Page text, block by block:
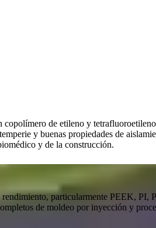
de etileno y
y buenas propiedades de
y de la construcción.
particularmente PEEK, PI,
de moldeo por inyección y